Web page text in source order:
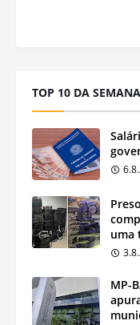
TOP 10 DA SEMANA
uma
MP-